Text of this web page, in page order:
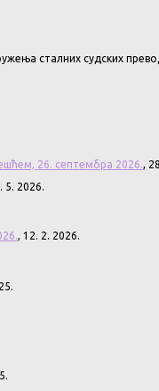
сталних судских
26. септембра 2026.,
5. 2026.
, 12. 2. 2026.